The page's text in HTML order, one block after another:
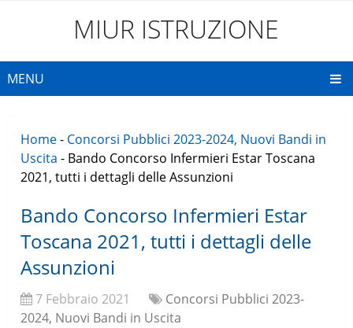
MIUR ISTRUZIONE
MENU
Home- Concorsi Pubblici 2023-2024, Nuovi Bandi in
Uscita - Bando Concorso Infermieri Estar Toscana
2021, tutti i dettagli delle Assunzioni
Bando Concorso Infermieri Estar
Toscana 2021, tutti i dettagli delle
Assunzioni
7 Febbraio 2021
Concorsi Pubblici 2023-
2024, Nuovi Bandi in Uscita